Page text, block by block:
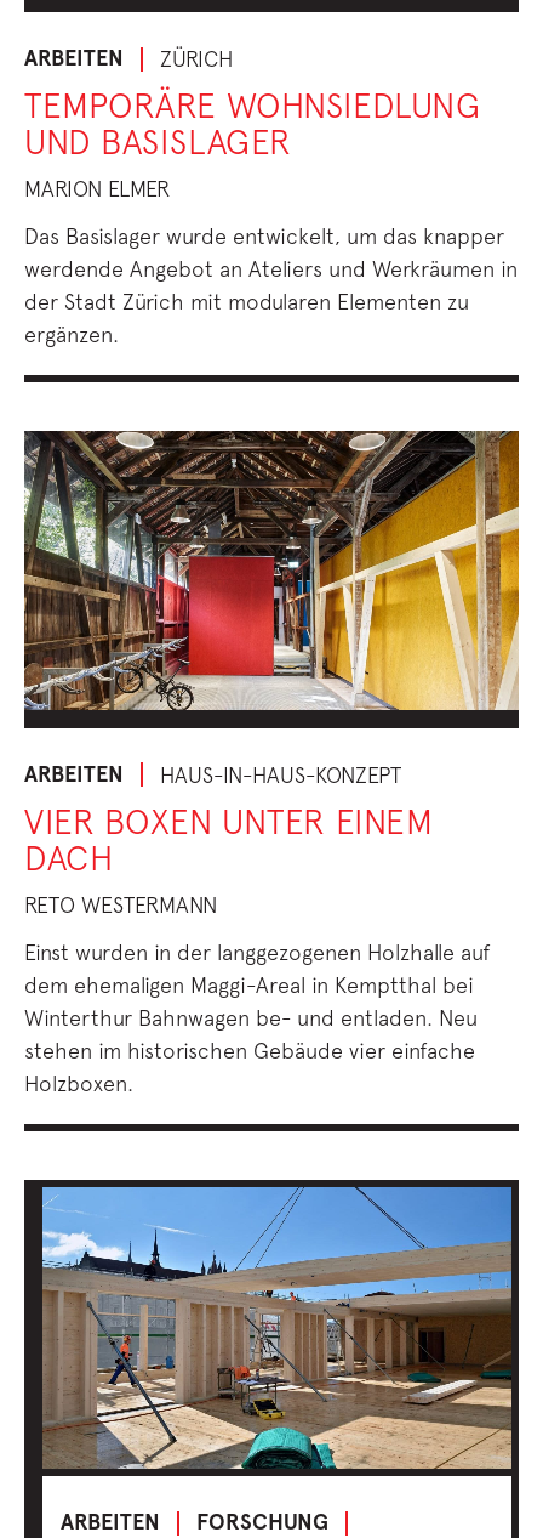
ARBEITEN ZÜRICH
TEMPORÄRE WOHNSIEDLUNG
UND BASISLAGER
MARION ELMER
Das Basislager wurde entwickelt, um das knapper
werdende Angebot an Ateliers und Werkräumen in
der Stadt Zürich mit modularen Elementen zu
ergänzen.
ARBEITEN HAUS-IN-HAUS-KONZEPT
VIER BOXEN UNTER EINEM
DACH
RETO WESTERMANN
Einst wurden in der langgezogenen Holzhalle auf
dem ehemaligen Maggi-Areal in Kemptthal bei
Winterthur Bahnwagen be- und entladen. Neu
stehen im historischen Gebäude vier einfache
Holzboxen.
ARBEITEN FORSCHUNG